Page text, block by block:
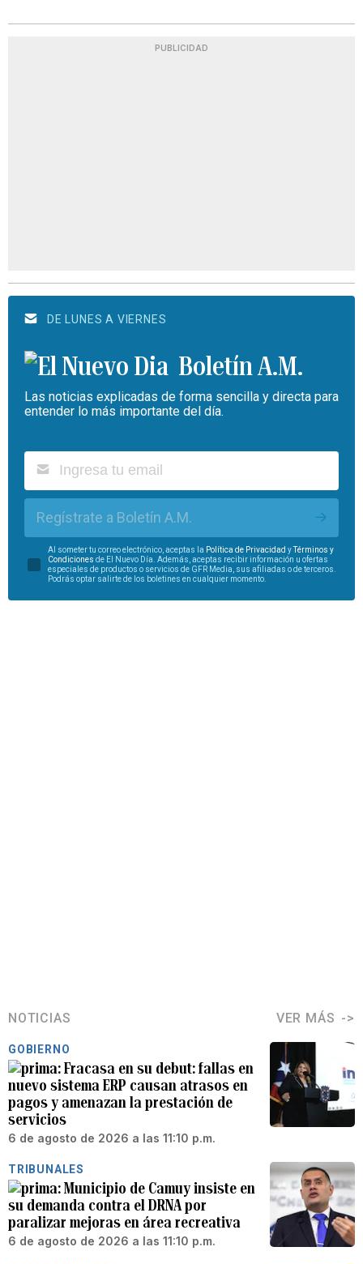
PUBLICIDAD
DE LUNES A VIERNES
Boletín A.M.
Las noticias explicadas de forma sencilla y directa para
entender lo más importante del día.
Regístrate a Boletín A.M.
Al someter tu correo electrónico, aceptas la Política de Privacidad yTérminos y
Condiciones de El Nuevo Día. Además, aceptas recibir información u ofertas
especiales de productos o servicios de GFR Media, sus afiliadas o de terceros.
Podrás optar salirte de los boletines en cualquier momento.
NOTICIAS VER MÁS
GOBIERNO
Fracasa en su debut: fallas en
nuevo sistema ERP causan atrasos en
pagos y amenazan la prestación de
servicios
6 de agosto de 2026 a las 11:10 p.m.
TRIBUNALES
Municipio de Camuy insiste en
su demanda contra el DRNA por
paralizar mejoras en área recreativa
6 de agosto de 2026 a las 11:10 p.m.